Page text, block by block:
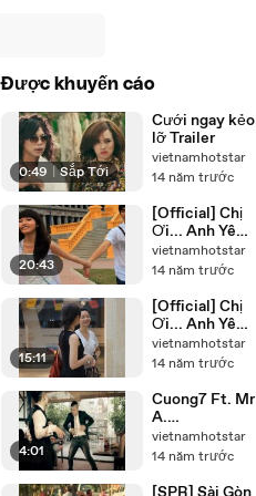
Được khuyến cáo
0:49 Sắp Tới
Cưới ngay kẻo
lỡ Trailer
vietnamhotstar
14 năm trước
20:43
[Official] Chị
Ơi... Anh Yêu
Em! - Part Of
Myself [Part
vietnamhotstar
14 năm trước
15:11
[Official] Chị
Ơi... Anh Yêu
Em! - Part Of
Myself [Part 1]
vietnamhotstar
14 năm trước
4:01
Cuong7 Ft. Mr
A.
Beautiful.Girl.
Short
vietnamhotstar
14 năm trước